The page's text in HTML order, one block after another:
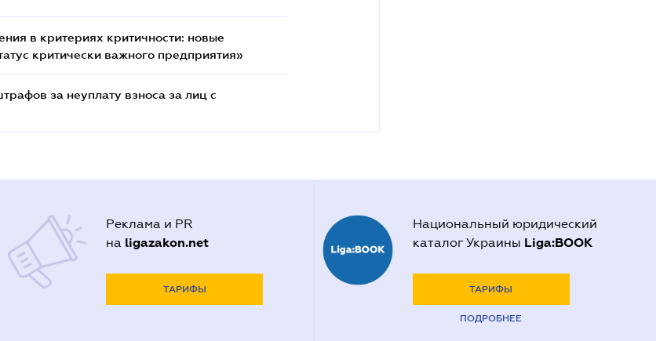
в критериях критичности: новые
критически важного предприятия»
за неуплату взноса за лиц с
Реклама и PR
на ligazakon.net
ТАРИФЫ
Национальный юридический
каталог Украины Liga:BOOK
ТАРИФЫ
ПОДРОБНЕЕ